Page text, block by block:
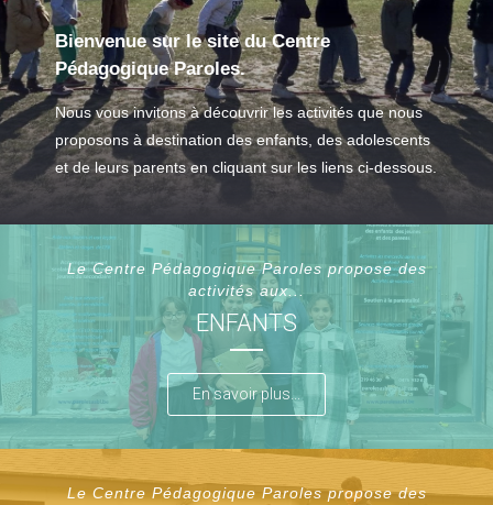
Bienvenue sur le site du Centre
Pédagogique Paroles.
Nous vous invitons à découvrir les activités que nous
proposons à destination des enfants, des adolescents
et de leurs parents en cliquant sur les liens ci-dessous.
Le Centre Pédagogique Paroles propose des
activités aux...
ENFANTS
En savoir plus...
Le Centre Pédagogique Paroles propose des